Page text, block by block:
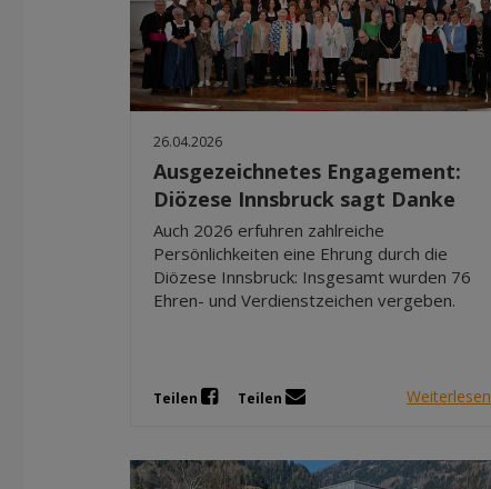
26.04.2026
Ausgezeichnetes Engagement:
Diözese Innsbruck sagt Danke
Auch 2026 erfuhren zahlreiche
Persönlichkeiten eine Ehrung durch die
Diözese Innsbruck: Insgesamt wurden 76
Ehren- und Verdienstzeichen vergeben.
Teilen Teilen Weiterlesen